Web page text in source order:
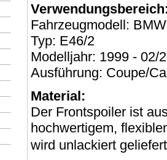
Fahrzeugmodell:
Typ: E46/2
Modelljahr: 1999 - 02/
Ausführung: Coupe/
Material:
Der Frontspoiler ist
hochwertigem,
wird unlackiert geliefert